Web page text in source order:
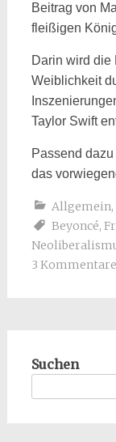
Beitrag von
fleißigen
Darin wird die
Weiblichkeit
Taylor Swift
Passend
das
Allgemein,
Beyoncé,
3 Kommentare
Suchen